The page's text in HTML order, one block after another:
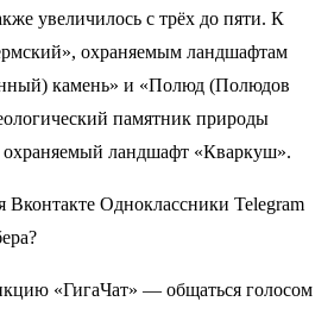
увеличилось с трёх до пяти. К
охраняемым ландшафтам
камень» и «Полюд (Полюдов
памятник природы
ландшафт «Кваркуш».
Вконтакте Одноклассники Telegram
«ГигаЧат» — общаться голосом